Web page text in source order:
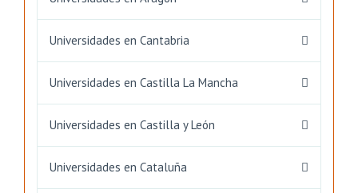
Universidades en Cantabria
Universidades en Castilla La Mancha
Universidades en Castilla y León
Universidades en Cataluña